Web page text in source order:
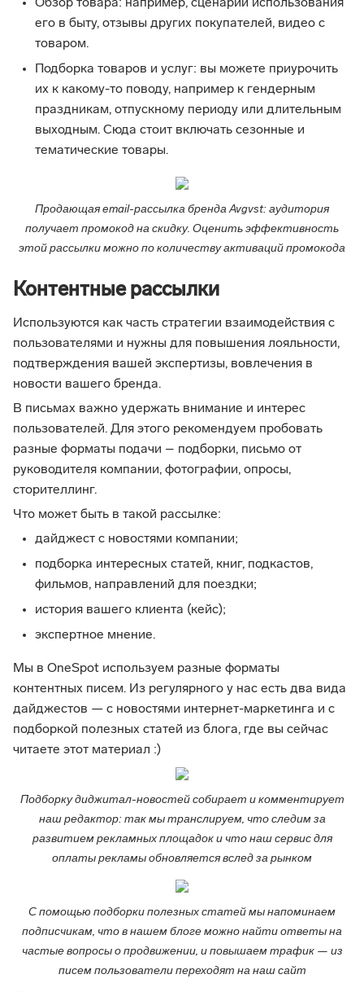
Обзор товара: например, сценарии использования
его в быту, отзывы других покупателей, видео с
товаром.
Подборка товаров и услуг: вы можете приурочить
их к какому-то поводу, например к гендерным
праздникам, отпускному периоду или длительным
выходным. Сюда стоит включать сезонные и
тематические товары.
Продающая email-рассылка бренда Avgvst: аудитория
получает промокод на скидку. Оценить эффективность
этой рассылки можно по количеству активаций промокода
Контентные рассылки
Используются как часть стратегии взаимодействия с
пользователями и нужны для повышения лояльности,
подтверждения вашей экспертизы, вовлечения в
новости вашего бренда.
В письмах важно удержать внимание и интерес
пользователей. Для этого рекомендуем пробовать
разные форматы подачи – подборки, письмо от
руководителя компании, фотографии, опросы,
сторителлинг.
Что может быть в такой рассылке:
дайджест с новостями компании;
подборка интересных статей, книг, подкастов,
фильмов, направлений для поездки;
история вашего клиента (кейс);
экспертное мнение.
Мы в OneSpot используем разные форматы
контентных писем. Из регулярного у нас есть два вида
дайджестов — с новостями интернет-маркетинга и с
подборкой полезных статей из блога, где вы сейчас
читаете этот материал :)
Подборку диджитал-новостей собирает и комментирует
наш редактор: так мы транслируем, что следим за
развитием рекламных площадок и что наш сервис для
оплаты рекламы обновляется вслед за рынком
С помощью подборки полезных статей мы напоминаем
подписчикам, что в нашем блоге можно найти ответы на
частые вопросы о продвижении, и повышаем трафик — из
писем пользователи переходят на наш сайт